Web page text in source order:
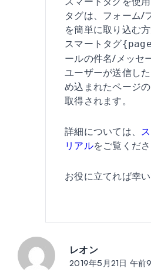
タグは、フォーム/
を簡単に取り込む
スマートタグ
ールの件名/メッセ
ユーザーが送信し
め込まれたページ
取得されます。
詳細については、
リアルをご覧くださ
お役に立てれば幸
レオン投稿:
2019年5月21日 午前